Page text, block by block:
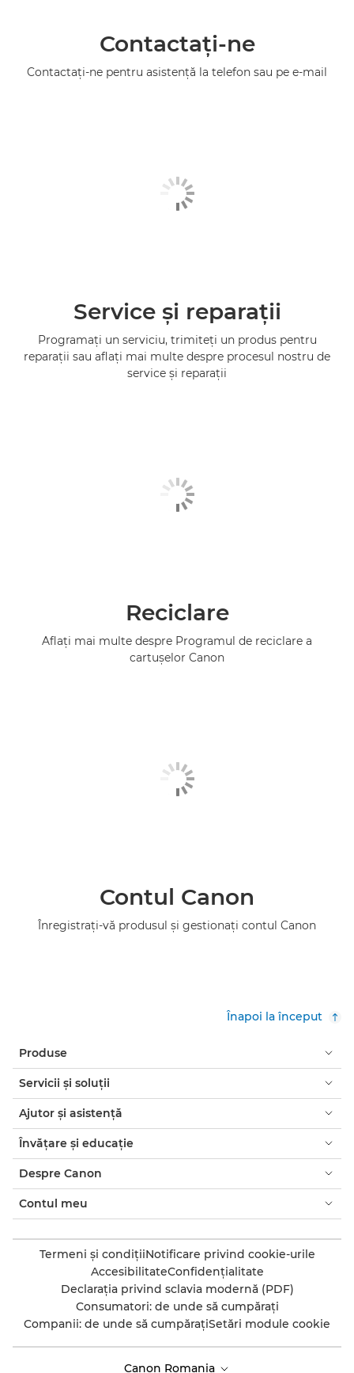
Contactaţi-ne
Contactaţi-ne pentru asistenţă la telefon sau pe e-mail
Service şi reparaţii
Programaţi un serviciu, trimiteţi un produs pentru
reparaţii sau aflaţi mai multe despre procesul nostru de
service şi reparaţii
Reciclare
Aflaţi mai multe despre Programul de reciclare a
cartuşelor Canon
Contul Canon
Înregistraţi-vă produsul şi gestionaţi contul Canon
Înapoi la început
Produse
Servicii şi soluţii
Ajutor şi asistenţă
Învăţare şi educaţie
Despre Canon
Contul meu
Termeni şi condiţiiNotificare privind cookie-urile
AccesibilitateConfidenţialitate
Declaraţia privind sclavia modernă (PDF)
Consumatori: de unde să cumpăraţi
Companii: de unde să cumpăraţiSetări module cookie
Canon Romania